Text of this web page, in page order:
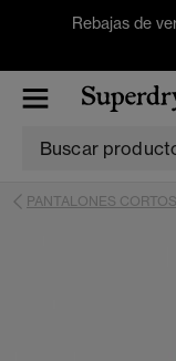
Rebajas de
PANTALONES CORTOS